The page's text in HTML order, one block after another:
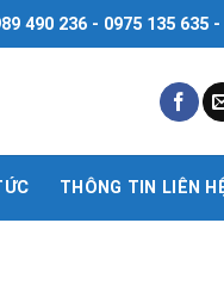
490 236 - 0975 135 635
THÔNG TIN LIÊN